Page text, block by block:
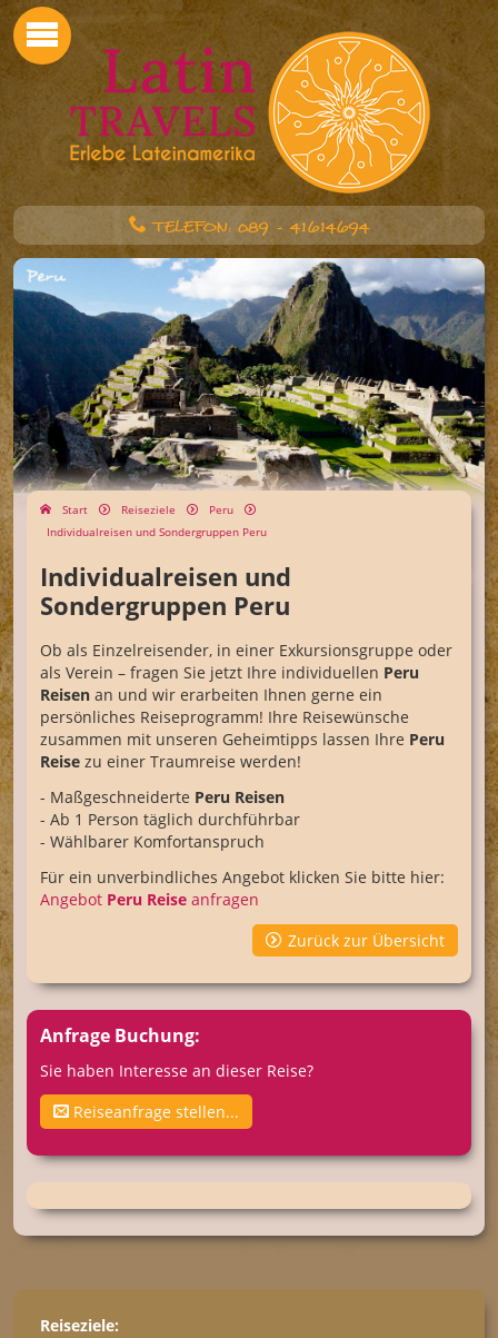
TELEFON: 089 - 41614694
Start Reiseziele
Peru
Individualreisen und Sondergruppen Peru
Individualreisen und
Sondergruppen Peru
Ob als Einzelreisender, in einer Exkursionsgruppe oder
als Verein – fragen Sie jetzt Ihre individuellen Peru
Reisen an und wir erarbeiten Ihnen gerne ein
persönliches Reiseprogramm! Ihre Reisewünsche
zusammen mit unseren Geheimtipps lassen Ihre Peru
Reise zu einer Traumreise werden!
- Maßgeschneiderte Peru Reisen
- Ab 1 Person täglich durchführbar
- Wählbarer Komfortanspruch
Für ein unverbindliches Angebot klicken Sie bitte hier:
Angebot Peru Reise anfragen
Zurück zur Übersicht
Anfrage Buchung:
Sie haben Interesse an dieser Reise?
Reiseanfrage stellen...
Reiseziele: